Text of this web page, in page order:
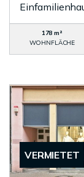
178 m²
WOHNFLÄCHE
VERMIETET